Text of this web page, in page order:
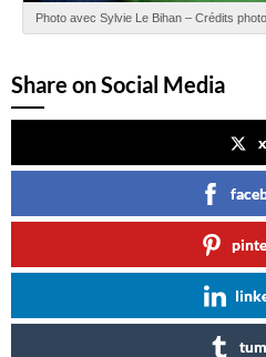
Photo avec Sylvie Le Bihan – Crédits
Share on Social Media
x